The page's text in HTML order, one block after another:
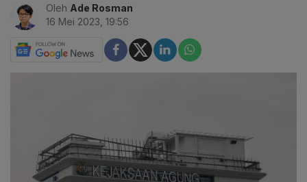
Oleh Ade Rosman
16 Mei 2023, 19:56